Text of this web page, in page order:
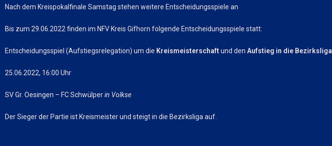
Nach dem Kreispokalfinale Samstag stehen weitere Entscheidungsspiele an
Bis zum 29.06.2022 finden im NFV Kreis Gifhorn folgende Entscheidungsspiele statt:
Entscheidungsspiel (Aufstiegsrelegation) um die Kreismeisterschaftund den Aufstieg in die Bezirksliga
25.06.2022, 16:00 Uhr
SV Gr. Oesingen – FC Schwülperin Volkse
Der Sieger der Partie ist Kreismeister und steigt in die Bezirksliga auf.